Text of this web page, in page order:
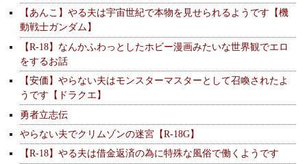
【あんこ】やる夫は宇宙世紀で本物を見せられるようです【機
動戦士ガンダム】
【R-18】なんかふわっとしたホビー漫画みたいな世界観でエロ
をするお話
【安価】やらない夫はモンスターマスターとして召喚されたよ
うです【ドラクエ】
勇者立志伝
やらない夫でクリムゾンの迷宮【R-18G】
【R-18】やる夫は借金返済の為に特殊な風俗で働くようです